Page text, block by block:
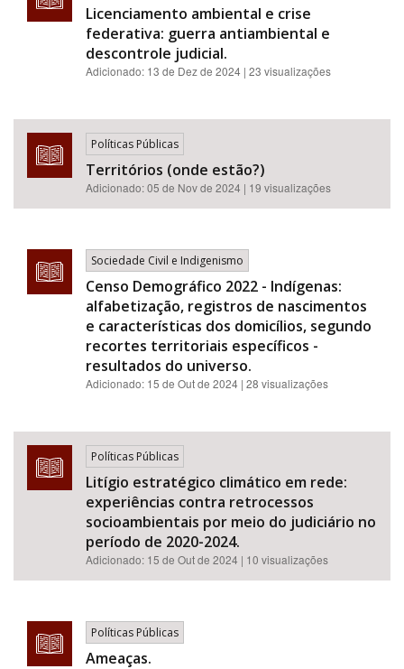
Licenciamento ambiental e crise
federativa: guerra antiambiental e
descontrole judicial.
Adicionado: 13 de Dez de 2024 | 23 visualizações
Políticas Públicas
Territórios (onde estão?)
Adicionado:05 de Nov de 2024 | 19 visualizações
Sociedade Civil e Indigenismo
Censo Demográfico 2022 - Indígenas:
alfabetização, registros de nascimentos
e características dos domicílios, segundo
recortes territoriais específicos -
resultados do universo.
Adicionado: 15 de Out de 2024 | 28 visualizações
Políticas Públicas
Litígio estratégico climático em rede:
experiências contra retrocessos
socioambientais por meio do judiciário no
período de 2020-2024.
Adicionado: 15 de Out de 2024 | 10 visualizações
Políticas Públicas
Ameaças.